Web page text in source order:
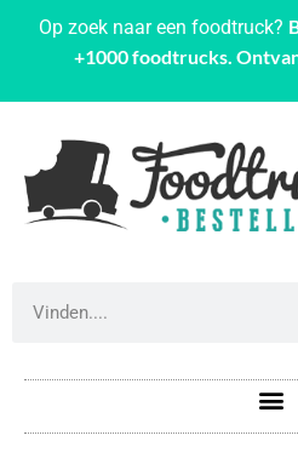
Op zoek naar een foodtruck?
+1000 foodtrucks.